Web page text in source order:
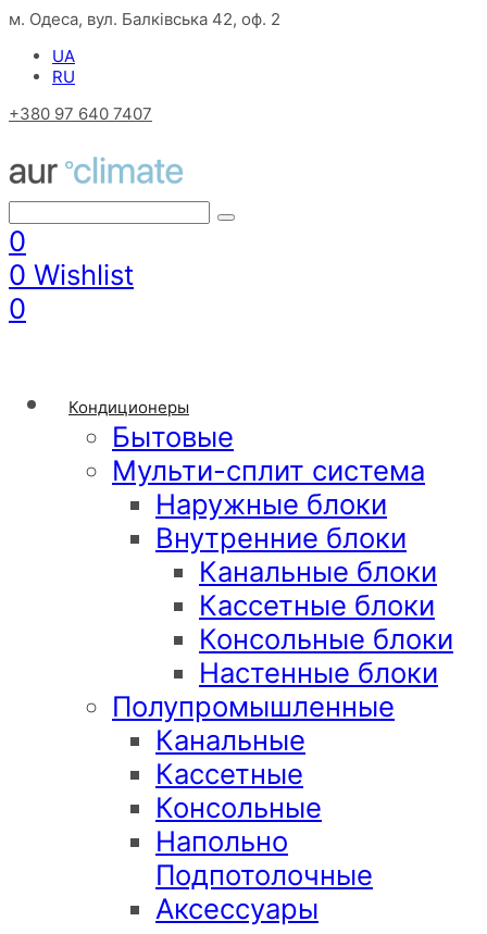
м. Одеса, вул. Балківська 42, оф. 2
UA
RU
+380 97 640 7407
0
0 Wishlist
0
Кондиционеры
Бытовые
Мульти-сплит система
Наружные блоки
Внутренние блоки
Канальные блоки
Кассетные блоки
Консольные блоки
Настенные блоки
Полупромышленные
Канальные
Кассетные
Консольные
Напольно
Подпотолочные
Аксессуары